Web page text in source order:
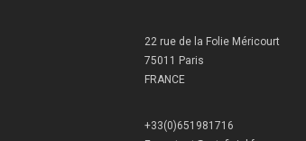
22 rue de la Folie Méricourt
75011 Paris
FRANCE
+33(0)651981716